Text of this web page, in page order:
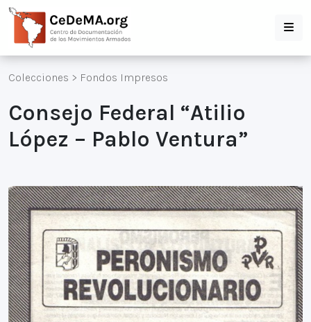
Colecciones > Fondos Impresos
Consejo Federal “Atilio
López – Pablo Ventura”